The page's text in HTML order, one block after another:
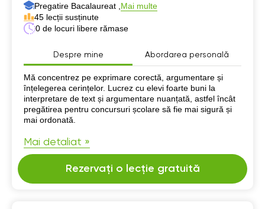
Pregatire Bacalaureat , Mai multe
45 lecții susținute
0 de locuri libere rămase
Despre mine Abordarea personală
Despre mine
Mă concentrez pe exprimare corectă, argumentare și
înțelegerea cerințelor. Lucrez cu elevi foarte buni la
interpretare de text și argumentare nuanțată, astfel încât
pregătirea pentru concursuri școlare să fie mai sigură și
mai ordonată.
Mai detaliat »
Rezervați o lecție gratuită